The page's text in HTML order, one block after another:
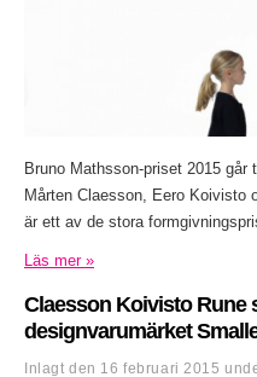
Bruno Mathsson-priset 2015
Mårten Claesson, Eero Koivisto
är ett av de stora
Läs mer »
Claesson Koivisto Rune
designvarumärket
Inlagt den 16 februari 2015